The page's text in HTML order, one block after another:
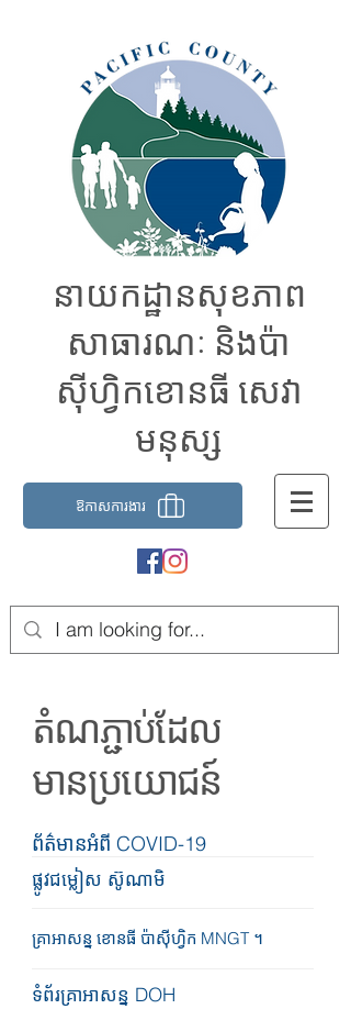
នាយកដ្ឋានសុខភាព
សាធារណៈ និងប៉ា
ស៊ីហ្វិកខោនធី សេវា
មនុស្ស
ឱកាស​ការងារ
តំណ​ភ្ជាប់​ដែល​
មានប្រយោជន៍
ព័ត៌មានអំពី COVID-19
ផ្លូវជម្លៀស ស៊ូណាមិ
គ្រាអាសន្ន ខោនធី ប៉ាស៊ីហ្វិក MNGT ។
ទំព័រគ្រាអាសន្ន DOH